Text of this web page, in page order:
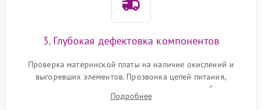
3. Глубокая дефектовка компонентов
Проверка материнской платы на наличие окислений и
выгоревших элементов. Прозвонка цепей питания,
тестирование приводных моторов колес и турбины
всасывания. Оценка состояния оптических и инфракрасных
Подробнее